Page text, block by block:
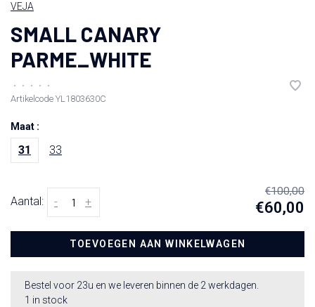
VEJA
SMALL CANARY
PARME_WHITE
• • • •
•
Artikelcode YL1803630C
Maat :
31 33
Aantal: +
-
€100,00
€60,00
TOEVOEGEN AAN WINKELWAGEN
Bestel voor 23u en we leveren binnen de 2 werkdagen.
1 in stock